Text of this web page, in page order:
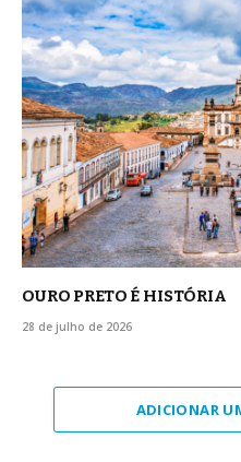
OURO PRETO É HISTÓRIA
28 de julho de 2026
ADICIONAR